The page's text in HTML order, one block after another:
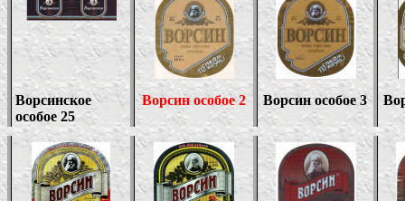
Ворсинское
особое 25
Ворсин особое 2 Ворсин особое 3